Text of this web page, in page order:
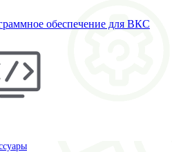
обеспечение для ВКС